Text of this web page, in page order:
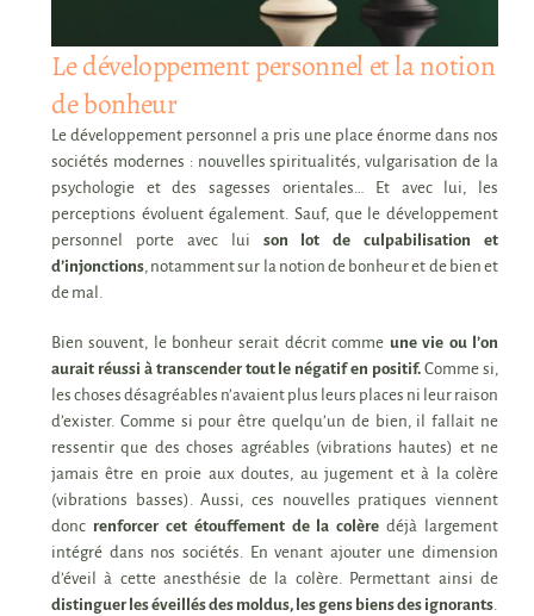
Le développement personnel et la notion
de bonheur
Le développement personnel a pris une place énorme dans nos
sociétés modernes : nouvelles spiritualités, vulgarisation de la
psychologie et des sagesses orientales… Et avec lui, les
perceptions évoluent également. Sauf, que le développement
personnel porte avec lui son lot de culpabilisation et
d’injonctions, notamment sur la notion de bonheur et de bien et
de mal.
Bien souvent, le bonheur serait décrit comme une vie ou l’on
aurait réussi à transcender tout le négatif en positif. Comme si,
les choses désagréables n’avaient plus leurs places ni leur raison
d’exister. Comme si pour être quelqu’un de bien, il fallait ne
ressentir que des choses agréables (vibrations hautes) et ne
jamais être en proie aux doutes, au jugement et à la colère
(vibrations basses). Aussi, ces nouvelles pratiques viennent
donc renforcer cet étouffement de la colère déjà largement
intégré dans nos sociétés. En venant ajouter une dimension
d’éveil à cette anesthésie de la colère. Permettant ainsi de
distinguer les éveillés des moldus, les gens biens des ignorants.